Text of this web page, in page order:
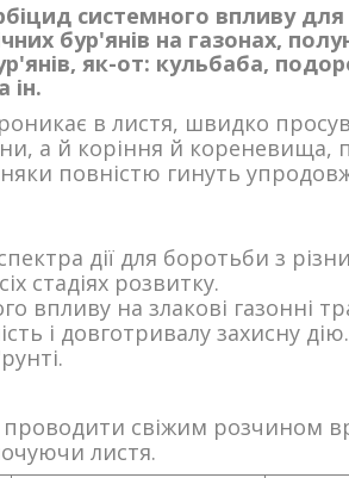
системного впливу
бур'янів на газонах,
як-от: кульбаба,
ін.
в листя, швидко
а й коріння й кореневища,
повністю гинуть
дії для боротьби з
стадіях розвитку.
впливу на злакові газонні
і довготривалу захисну дію.
свіжим розчином
листя.